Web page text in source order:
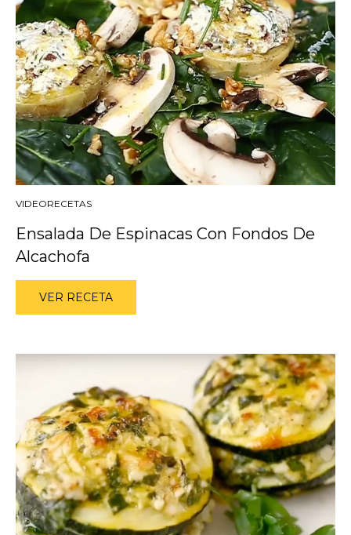
VIDEORECETAS
Ensalada De Espinacas Con Fondos De
Alcachofa
VER RECETA